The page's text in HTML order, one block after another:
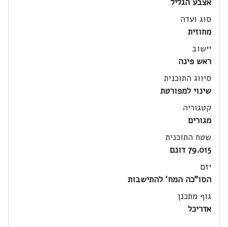
סוג ועדה
מחוזית
יישוב
ראש פינה
סיווג התוכנית
שינוי למפורטת
קטגוריה
מגורים
שטח התוכנית
79.015 דונם
יזם
הסו"כה המח' להתישבות
גוף מתכנן
אדריכל